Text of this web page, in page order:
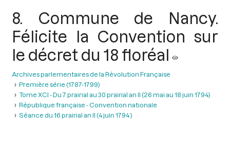
8. Commune de Nancy.
Félicite la Convention sur
le décret du 18 floréal
Archives parlementaires de la Révolution Française
Première série (1787-1799)
Tome XCI - Du 7 prairial au 30 prairial an II (26 mai au 18 juin 1794)
République française - Convention nationale
Séance du 16 prairial an II (4 juin 1794 )